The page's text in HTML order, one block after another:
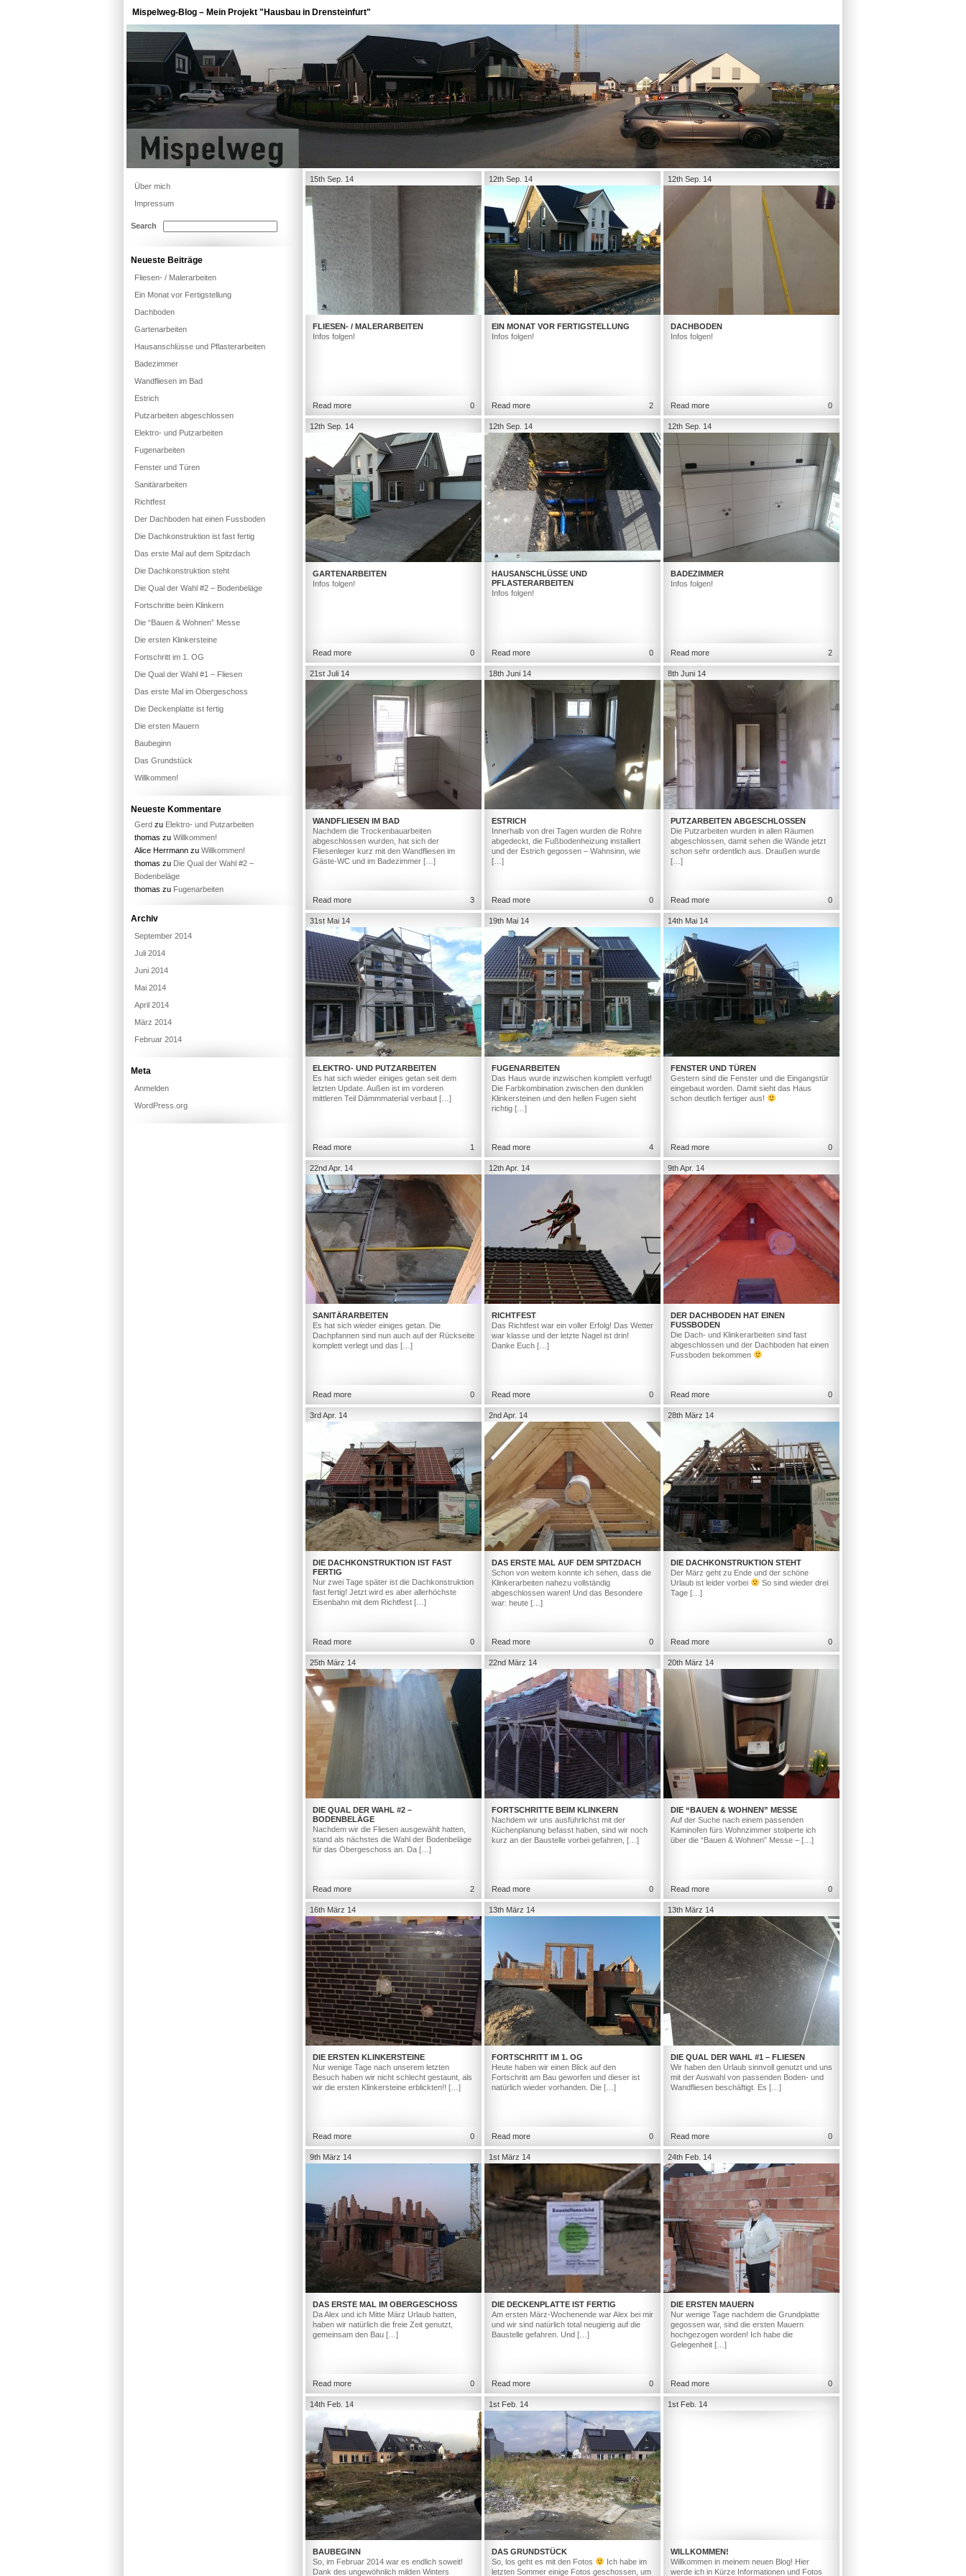
Mispelweg-Blog – Mein Projekt "Hausbau in Drensteinfurt"
15th Sep. 14
FLIESEN- / MALERARBEITEN
Infos folgen!
Read more 0
12th Sep. 14
EIN MONAT VOR FERTIGSTELLUNG
Infos folgen!
Read more 2
12th Sep. 14
DACHBODEN
Infos folgen!
Read more 0
12th Sep. 14
GARTENARBEITEN
Infos folgen!
Read more 0
12th Sep. 14
HAUSANSCHLÜSSE UND
PFLASTERARBEITEN
Infos folgen!
Read more 0
12th Sep. 14
BADEZIMMER
Infos folgen!
Read more 2
21st Juli 14
WANDFLIESEN IM BAD
Nachdem die Trockenbauarbeiten
abgeschlossen wurden, hat sich der
Fliesenleger kurz mit den Wandfliesen im
Gäste-WC und im Badezimmer […]
Read more 3
18th Juni 14
ESTRICH
Innerhalb von drei Tagen wurden die Rohre
abgedeckt, die Fußbodenheizung installiert
und der Estrich gegossen – Wahnsinn, wie
[…]
Read more 0
8th Juni 14
PUTZARBEITEN ABGESCHLOSSEN
Die Putzarbeiten wurden in allen Räumen
abgeschlossen, damit sehen die Wände jetzt
schon sehr ordentlich aus. Draußen wurde
[…]
Read more 0
31st Mai 14
ELEKTRO- UND PUTZARBEITEN
Es hat sich wieder einiges getan seit dem
letzten Update. Außen ist im vorderen
mittleren Teil Dämmmaterial verbaut […]
Read more 1
19th Mai 14
FUGENARBEITEN
Das Haus wurde inzwischen komplett verfugt!
Die Farbkombination zwischen den dunklen
Klinkersteinen und den hellen Fugen sieht
richtig […]
Read more 4
14th Mai 14
FENSTER UND TÜREN
Gestern sind die Fenster und die Eingangstür
eingebaut worden. Damit sieht das Haus
schon deutlich fertiger aus!
Read more 0
22nd Apr. 14
SANITÄRARBEITEN
Es hat sich wieder einiges getan. Die
Dachpfannen sind nun auch auf der Rückseite
komplett verlegt und das […]
Read more 0
12th Apr. 14
RICHTFEST
Das Richtfest war ein voller Erfolg! Das Wetter
war klasse und der letzte Nagel ist drin!
Danke Euch […]
Read more 0
9th Apr. 14
DER DACHBODEN HAT EINEN
FUSSBODEN
Die Dach- und Klinkerarbeiten sind fast
abgeschlossen und der Dachboden hat einen
Fussboden bekommen
Read more 0
3rd Apr. 14
DIE DACHKONSTRUKTION IST FAST
FERTIG
Nur zwei Tage später ist die Dachkonstruktion
fast fertig! Jetzt wird es aber allerhöchste
Eisenbahn mit dem Richtfest […]
Read more 0
2nd Apr. 14
DAS ERSTE MAL AUF DEM SPITZDACH
Schon von weitem konnte ich sehen, dass die
Klinkerarbeiten nahezu vollständig
abgeschlossen waren! Und das Besondere
war: heute […]
Read more 0
28th März 14
DIE DACHKONSTRUKTION STEHT
Der März geht zu Ende und der schöne
Urlaub ist leider vorbei
So sind wieder drei
Tage […]
Read more 0
25th März 14
DIE QUAL DER WAHL #2 –
BODENBELÄGE
Nachdem wir die Fliesen ausgewählt hatten,
stand als nächstes die Wahl der Bodenbeläge
für das Obergeschoss an. Da […]
Read more 2
22nd März 14
FORTSCHRITTE BEIM KLINKERN
Nachdem wir uns ausführlichst mit der
Küchenplanung befasst haben, sind wir noch
kurz an der Baustelle vorbei gefahren, […]
Read more 0
20th März 14
DIE “BAUEN & WOHNEN” MESSE
Auf der Suche nach einem passenden
Kaminofen fürs Wohnzimmer stolperte ich
über die “Bauen & Wohnen” Messe – […]
Read more 0
16th März 14
DIE ERSTEN KLINKERSTEINE
Nur wenige Tage nach unserem letzten
Besuch haben wir nicht schlecht gestaunt, als
wir die ersten Klinkersteine erblickten!! […]
Read more 0
13th März 14
FORTSCHRITT IM 1. OG
Heute haben wir einen Blick auf den
Fortschritt am Bau geworfen und dieser ist
natürlich wieder vorhanden. Die […]
Read more 0
13th März 14
DIE QUAL DER WAHL #1 – FLIESEN
Wir haben den Urlaub sinnvoll genutzt und uns
mit der Auswahl von passenden Boden- und
Wandfliesen beschäftigt. Es […]
Read more 0
9th März 14
DAS ERSTE MAL IM OBERGESCHOSS
Da Alex und ich Mitte März Urlaub hatten,
haben wir natürlich die freie Zeit genutzt,
gemeinsam den Bau […]
Read more 0
1st März 14
DIE DECKENPLATTE IST FERTIG
Am ersten März-Wochenende war Alex bei mir
und wir sind natürlich total neugierig auf die
Baustelle gefahren. Und […]
Read more 0
24th Feb. 14
DIE ERSTEN MAUERN
Nur wenige Tage nachdem die Grundplatte
gegossen war, sind die ersten Mauern
hochgezogen worden! Ich habe die
Gelegenheit […]
Read more 0
14th Feb. 14
BAUBEGINN
So, im Februar 2014 war es endlich soweit!
Dank des ungewöhnlich milden Winters
1st Feb. 14
DAS GRUNDSTÜCK
So, los geht es mit den Fotos
Ich habe im
letzten Sommer einige Fotos geschossen, um
1st Feb. 14
WILLKOMMEN!
Willkommen in meinem neuen Blog! Hier
werde ich in Kürze Informationen und Fotos
Über mich
Impressum
Search
Neueste Beiträge
Fliesen- / Malerarbeiten
Ein Monat vor Fertigstellung
Dachboden
Gartenarbeiten
Hausanschlüsse und Pflasterarbeiten
Badezimmer
Wandfliesen im Bad
Estrich
Putzarbeiten abgeschlossen
Elektro- und Putzarbeiten
Fugenarbeiten
Fenster und Türen
Sanitärarbeiten
Richtfest
Der Dachboden hat einen Fussboden
Die Dachkonstruktion ist fast fertig
Das erste Mal auf dem Spitzdach
Die Dachkonstruktion steht
Die Qual der Wahl #2 – Bodenbeläge
Fortschritte beim Klinkern
Die “Bauen & Wohnen” Messe
Die ersten Klinkersteine
Fortschritt im 1. OG
Die Qual der Wahl #1 – Fliesen
Das erste Mal im Obergeschoss
Die Deckenplatte ist fertig
Die ersten Mauern
Baubeginn
Das Grundstück
Willkommen!
Neueste Kommentare
Gerd zu Elektro- und Putzarbeiten
thomas zu Willkommen!
Alice Herrmann zu Willkommen!
thomas zu Die Qual der Wahl #2 –
Bodenbeläge
thomas zu Fugenarbeiten
Archiv
September 2014
Juli 2014
Juni 2014
Mai 2014
April 2014
März 2014
Februar 2014
Meta
Anmelden
WordPress.org